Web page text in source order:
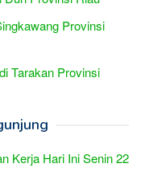
Provinsi
Tarakan Provinsi
Kerja Hari Ini Senin 22